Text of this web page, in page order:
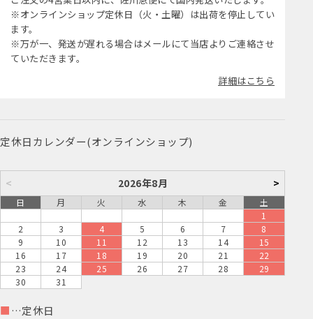
※オンラインショップ定休日（火・土曜）は出荷を停止してい
ます。
※万が一、発送が遅れる場合はメールにて当店よりご連絡させ
ていただきます。
詳細はこちら
定休日カレンダー(オンラインショップ)
< 2026年8月 >
日 月 火 水 木 金
土
1
2
3 4 5 6 7
8
9
10 11 12 13 14
15
16
17 18 19 20 21
22
23
24 25 26 27 28
29
30
31
■ …定休日